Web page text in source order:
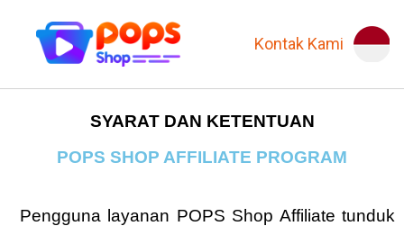
Kontak Kami
SYARAT DAN KETENTUAN
POPS SHOP AFFILIATE PROGRAM
Pengguna layanan POPS Shop Affiliate tunduk